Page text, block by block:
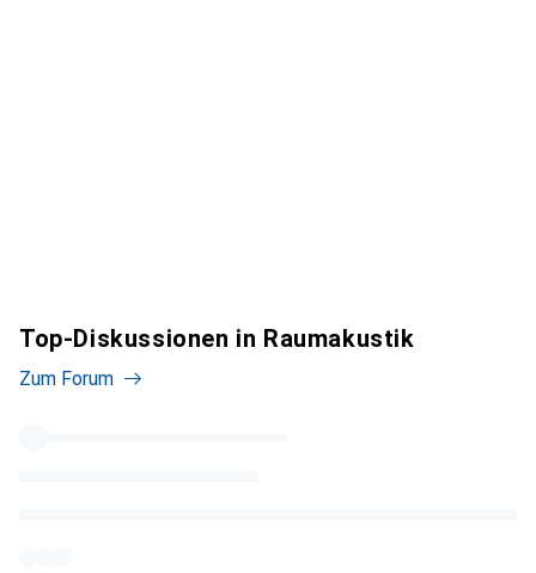
Top-Diskussionen in Raumakustik
Zum Forum